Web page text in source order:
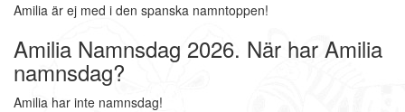
Amilia är ej med i den spanska namntoppen!
Amilia Namnsdag 2026. När har Amilia
namnsdag?
Amilia har inte namnsdag!